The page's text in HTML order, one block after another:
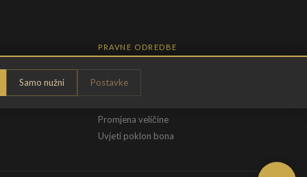
Samo nužni Postavke
PRAVNE ODREDBE
Pravila privatnosti
Opći uvjeti
Promjena veličine
Uvjeti poklon bona